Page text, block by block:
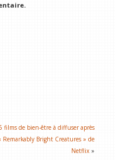
films de bien-être à diffuser après
Remarkably Bright Creatures » de
Netflix »